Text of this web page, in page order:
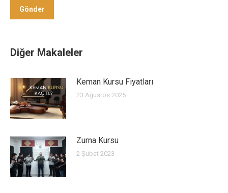
Gönder
Gönder
Diğer Makaleler
Keman Kursu Fiyatları
23 Ağustos 2025
Zurna Kursu
2 Şubat 2023